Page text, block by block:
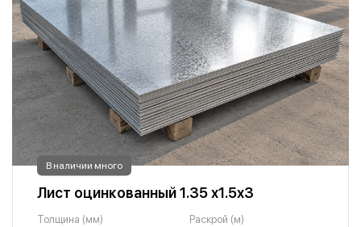
В наличии много
Лист оцинкованный 1.35 х1.5х3
Толщина (мм)
Раскрой (м)